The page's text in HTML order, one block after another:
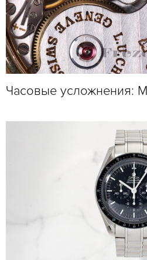
Часовые усложнения: